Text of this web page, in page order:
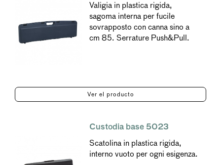
Valigia in plastica rigida,
sagoma interna per fucile
sovrapposto con canna sino a
cm 85. Serrature Push&Pull.
Ver el producto
Custodia base 5023
Scatolina in plastica rigida,
interno vuoto per ogni esigenza.